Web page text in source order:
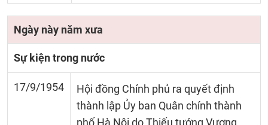
Ngày này năm xưa
Sự kiện trong nước
17/9/1954
Hội đồng Chính phủ ra quyết định
thành lập Ủy ban Quân chính thành
phố Hà Nội do Thiếu tướng Vương